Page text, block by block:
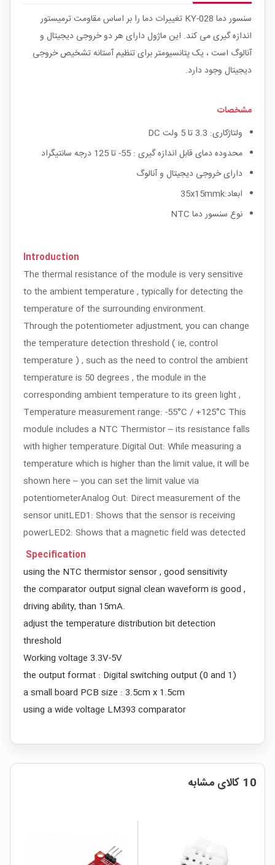
سنسور دما KY-028 تغییرات دما را بر اساس مقاومت ترمیستور
اندازه گیری می کند. این ماژول دارای هر دو خروجی دیجیتال و
آنالوگ است ، یک پتانسیومتر برای تنظیم آستانه تشخیص خروجی
دیجیتال وجود دارد.
مشخصات
ولتاژکاری: 3.3 تا 5 ولت DC
محدوده دمای قابل اندازه گیری : 55- تا 125 درجه سانتیگراد
دارای خروجی دیجیتال و آنالوگ
ابعاد:35x15mmk
نوع سنسور دما NTC
Introduction
The thermal resistance of the module is very sensitive
to the ambient temperature , typically for detecting the
temperature of the surrounding environment.
Through the potentiometer adjustment, you can change
the temperature detection threshold ( ie, control
temperature ) , such as the need to control the ambient
temperature is 50 degrees , the module in the
corresponding ambient temperature to its green light ,
Temperature measurement range: -55°C / +125°C This
module includes a NTC Thermistor – its resistance falls
with higher temperature.Digital Out: While measuring a
temperature which is higher than the limit value, it will be
shown here – you can set the limit value via
potentiometerAnalog Out: Direct measurement of the
sensor unitLED1: Shows that the sensor is receiving
powerLED2: Shows that a magnetic field was detected
Specification
using the NTC thermistor sensor , good sensitivity
the comparator output signal clean waveform is good ,
driving ability, than 15mA.
adjust the temperature distribution bit detection
threshold
Working voltage 3.3V-5V
the output format : Digital switching output (0 and 1)
a small board PCB size : 3.5cm x 1.5cm
using a wide voltage LM393 comparator
10 کالای مشابه